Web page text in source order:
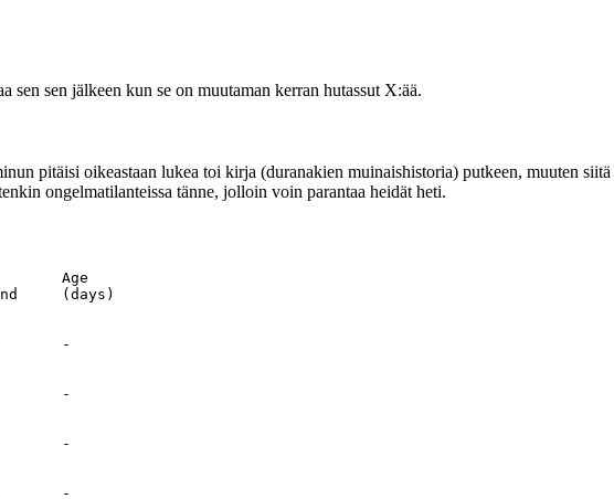
sen jälkeen kun se on muutaman kerran hutassut X:ää.
pitäisi oikeastaan lukea toi kirja (duranakien muinaishistoria) putkeen, muuten
ongelmatilanteissa tänne, jolloin voin parantaa heidät heti.